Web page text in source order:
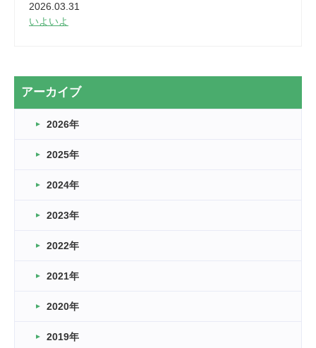
2026.03.31
いよいよ
2026.03.20
なぎなた
2026.03.16
車いすバスケとRくんのお話
卒業・卒園の季節★
2026.03.11
緑ケ丘体育館
2022.11.03
緑ケ丘体育館
アーカイブ
2026年
2025年
2024年
2023年
2022年
2021年
2020年
2019年